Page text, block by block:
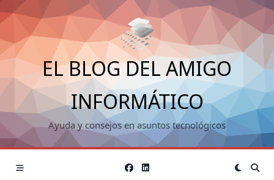
Saltar
al
contenido
EL BLOG DEL AMIGO
INFORMÁTICO
Ayuda y consejos en asuntos tecnológicos